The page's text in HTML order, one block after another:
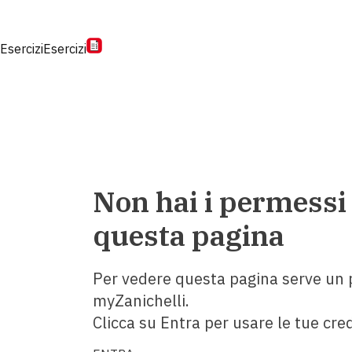
EserciziEsercizi
Non hai i
questa pagina
Per vedere questa pagina serve un
myZanichelli.
Clicca su Entra per usare le tue